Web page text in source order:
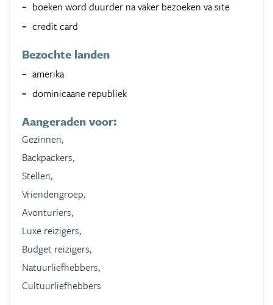
boeken word duurder na vaker bezoeken va site
credit card
Bezochte landen
amerika
dominicaane republiek
Aangeraden voor:
Gezinnen,
Backpackers,
Stellen,
Vriendengroep,
Avonturiers,
Luxe reizigers,
Budget reizigers,
Natuurliefhebbers,
Cultuurliefhebbers